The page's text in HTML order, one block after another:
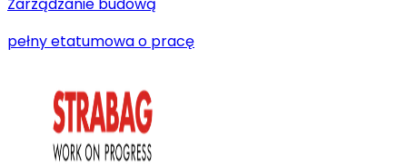
Zarządzanie budową
pełny etatumowa o pracę